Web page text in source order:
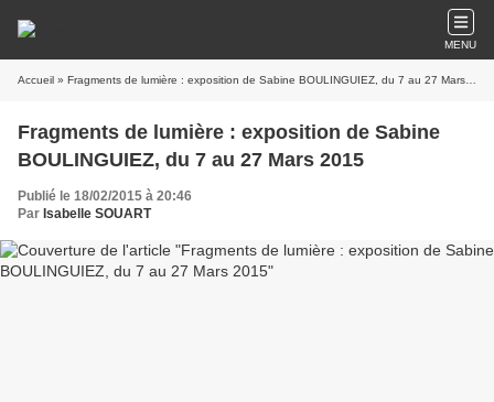
MENU
Accueil » Fragments de lumière : exposition de Sabine BOULINGUIEZ, du 7 au 27 Mars 2015
Fragments de lumière : exposition de Sabine
BOULINGUIEZ, du 7 au 27 Mars 2015
Publié le 18/02/2015 à 20:46
Par Isabelle SOUART